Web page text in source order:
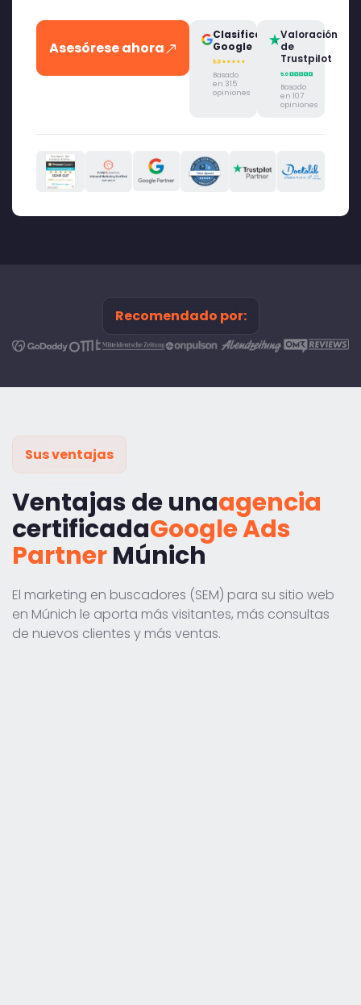
Asesórese ahora
Clasificación
Google
Basado
en 315
opiniones
Valoración
de
Trustpilot
Basado
en 107
opiniones
Recomendado por:
Sus ventajas
Ventajas de unaagencia
certificadaGoogle Ads
PartnerMúnich
El marketing en buscadores (SEM) para su sitio web
en Múnich le aporta más visitantes, más consultas
de nuevos clientes y más ventas.